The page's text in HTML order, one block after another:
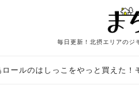
毎日更新！北摂エリアのジ
ロールのはしっこをやっと買えた